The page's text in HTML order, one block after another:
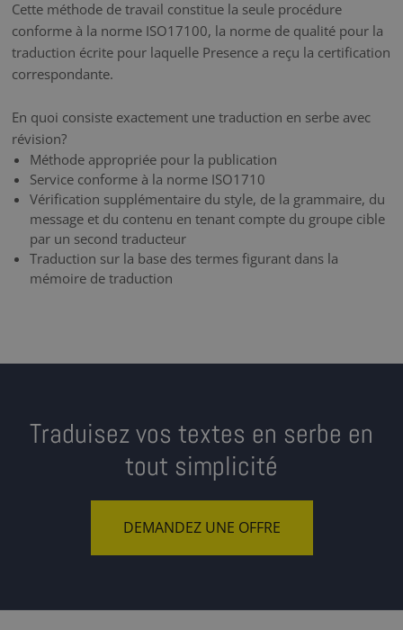
Cette méthode de travail constitue la seule procédure
conforme à la norme ISO17100, la norme de qualité pour la
traduction écrite pour laquelle Presence a reçu la certification
correspondante.
En quoi consiste exactement une traduction en serbe avec
révision?
Méthode appropriée pour la publication
Service conforme à la norme ISO1710
Vérification supplémentaire du style, de la grammaire, du
message et du contenu en tenant compte du groupe cible
par un second traducteur
Traduction sur la base des termes figurant dans la
mémoire de traduction
Traduisez vos textes en serbe en
tout simplicité
DEMANDEZ UNE OFFRE